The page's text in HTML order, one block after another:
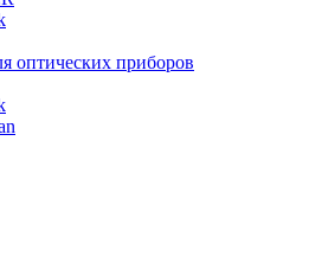
оптических приборов